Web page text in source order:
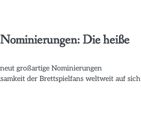
Die heiße
großartige Nominierungen
der Brettspielfans weltweit auf sich